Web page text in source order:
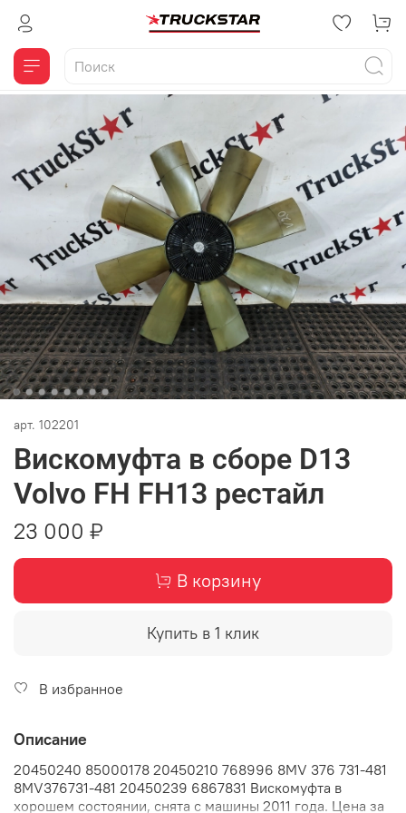
арт. 102201
Вискомуфта в сборе D13
Volvo FH FH13 рестайл
23 000 ₽
В корзину
Купить в 1 клик
В избранное
Описание
20450240 85000178 20450210 768996 8MV 376 731-481
8MV376731-481 20450239 6867831 Вискомуфта в
хорошем состоянии, снята с машины 2011 года. Цена за